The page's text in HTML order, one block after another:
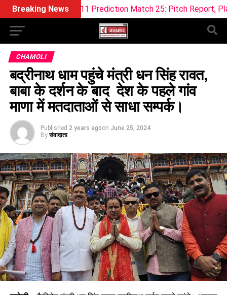
Breaking News
Prediction Match 25: Pitch Report, Playing 11 &
CHAMOLI
बद्रीनाथ धाम पहुंचे मंत्री धन सिंह रावत,
बाबा के दर्शन के बाद देश के पहले गांव
माणा में मतदाताओं से साधा सम्पर्क।
Published 2 years agoon June 25, 2024
By संवादाता